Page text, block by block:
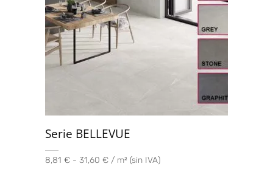
Serie BELLEVUE
8,81 € - 31,60 € / m² (sin IVA)